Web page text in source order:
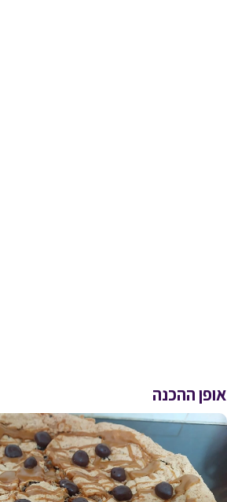
אופן ההכנה